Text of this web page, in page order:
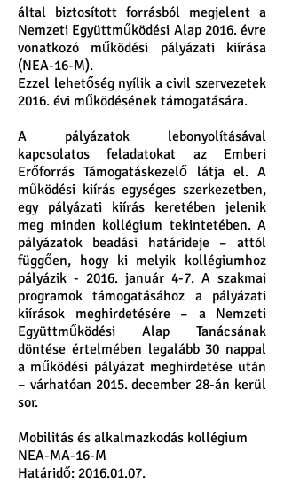
által biztosított forrásból megjelent a
Nemzeti Együttműködési Alap 2016. évre
vonatkozó működési pályázati kiírása
(NEA-16-M).
Ezzel lehetőség nyílik a civil szervezetek
2016. évi működésének támogatására.
A pályázatok lebonyolításával
kapcsolatos feladatokat az Emberi
Erőforrás Támogatáskezelő látja el. A
működési kiírás egységes szerkezetben,
egy pályázati kiírás keretében jelenik
meg minden kollégium tekintetében. A
pályázatok beadási határideje – attól
függően, hogy ki melyik kollégiumhoz
pályázik - 2016. január 4-7. A szakmai
programok támogatásához a pályázati
kiírások meghirdetésére – a Nemzeti
Együttműködési Alap Tanácsának
döntése értelmében legalább 30 nappal
a működési pályázat meghirdetése után
– várhatóan 2015. december 28-án kerül
sor.
Mobilitás és alkalmazkodás kollégium
NEA-MA-16-M
Határidő: 2016.01.07.